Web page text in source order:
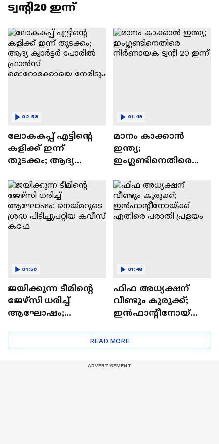
ട്വന്റി20 ഇന്ന്
ലോകകപ്പ് എട്ടിന്റെ
കളിക്ക് ഇന്ന്
തുടക്കം; ആദ്യ
ഫ്രാൻസ്
മൊറോക്കോയെ
നേരിടും
02:58
മാനം കാക്കാൻ
ഇന്ത്യ;
ഇംഗ്ലണ്ടിനെതിരെ
ഇന്ന്
01:49
ജയിക്കുന്ന ടീമിന്റെ
ജേഴ്സി ധരിച്ച്
ആഘോഷം;
പിടിച്ചുപറ്റിയ കവീസ്
കഫേ
01:50
ഫിഫ അധ്യക്ഷന്
വീണ്ടും കുരുക്ക്;
ഇൻഫാന്റീനോയ്ക്ക്
പ്രളയം
01:48
READ MORE